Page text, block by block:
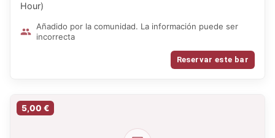
Hour)
Añadido por la comunidad. La información puede ser
incorrecta
Reservar este bar
5,00 €